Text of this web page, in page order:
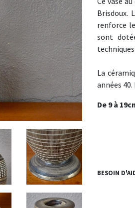
Brisdoux.
renforce
sont
La
années
De 9 à
BESOIN